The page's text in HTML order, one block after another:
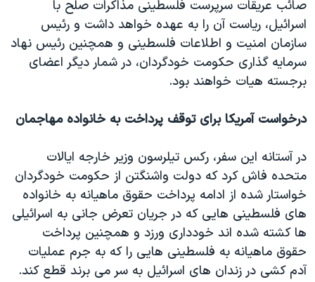
صائب عریقات سرپرست فلسطینی مذاکرات صلح با
اسرائیل، ریاست آن را به عهده خواهد داشت و رئیس
سازمان امنیت و اطلاعات فلسطینی و همچنین رئیس نهاد
سرمایه گذاری حکومت خودگردان، در شمار دیگر اعضای
برجسته هیات خواهند بود.
درخواست آمریکا برای توقف پرداخت به خانواده مهاجمان
در آستانه این سفر، رکس تیلرسون وزیر خارجه ایالات
متحده فاش کرد که دولت واشنگتن از حکومت خودگردان
خواستار شده از ادامه پرداخت حقوق ماهیانه به خانواده
های فلسطینی هایی که در جریان تعرض جانی به اسرائیلی
ها کشته شده اند خودداری ورزد و همچنین پرداخت
حقوق ماهیانه به فلسطینی هایی را که به جرم عملیات
آدم کشی در زندان های اسرائیل به سر می برند قطع کند.